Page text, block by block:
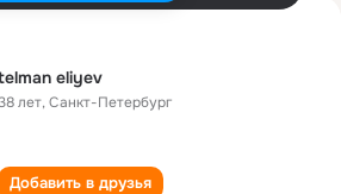
eliyev
лет,Санкт-Петербург
Добавить в друзья